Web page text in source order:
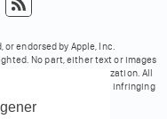
endorsed by Apple, Inc.
No part, either text or images
unless explicit authorization. All
respective owners. No infringing